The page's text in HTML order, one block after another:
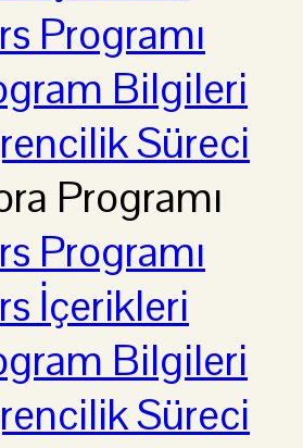
Programı
Bilgileri
Süreci
Programı
Programı
İçerikleri
Bilgileri
Süreci